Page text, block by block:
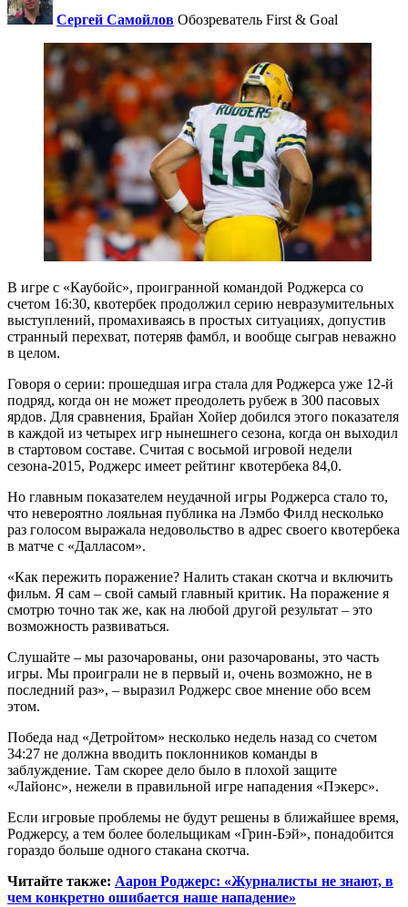
Сергей Самойлов Обозреватель First & Goal
В игре с «Каубойс», проигранной командой Роджерса со
счетом 16:30, квотербек продолжил серию невразумительных
выступлений, промахиваясь в простых ситуациях, допустив
странный перехват, потеряв фамбл, и вообще сыграв неважно
в целом.
Говоря о серии: прошедшая игра стала для Роджерса уже 12-й
подряд, когда он не может преодолеть рубеж в 300 пасовых
ярдов. Для сравнения, Брайан Хойер добился этого показателя
в каждой из четырех игр нынешнего сезона, когда он выходил
в стартовом составе. Считая с восьмой игровой недели
сезона-2015, Роджерс имеет рейтинг квотербека 84,0.
Но главным показателем неудачной игры Роджерса стало то,
что невероятно лояльная публика на Лэмбо Филд несколько
раз голосом выражала недовольство в адрес своего квотербека
в матче с «Далласом».
«Как пережить поражение? Налить стакан скотча и включить
фильм. Я сам – свой самый главный критик. На поражение я
смотрю точно так же, как на любой другой результат – это
возможность развиваться.
Слушайте – мы разочарованы, они разочарованы, это часть
игры. Мы проиграли не в первый и, очень возможно, не в
последний раз», – выразил Роджерс свое мнение обо всем
этом.
Победа над «Детройтом» несколько недель назад со счетом
34:27 не должна вводить поклонников команды в
заблуждение. Там скорее дело было в плохой защите
«Лайонс», нежели в правильной игре нападения «Пэкерс».
Если игровые проблемы не будут решены в ближайшее время,
Роджерсу, а тем более болельщикам «Грин-Бэй», понадобится
гораздо больше одного стакана скотча.
Читайте также: Аарон Роджерс: «Журналисты не знают, в
чем конкретно ошибается наше нападение»